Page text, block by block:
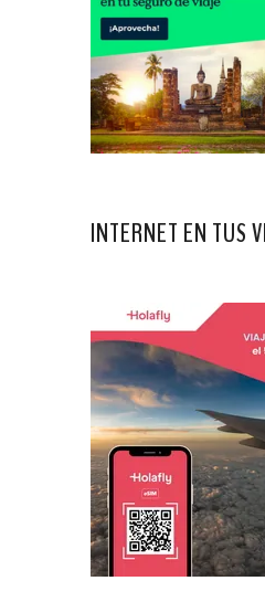
INTERNET EN TUS